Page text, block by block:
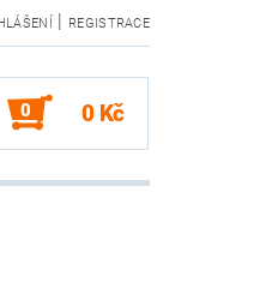
| REGISTRACE
0 0 Kč